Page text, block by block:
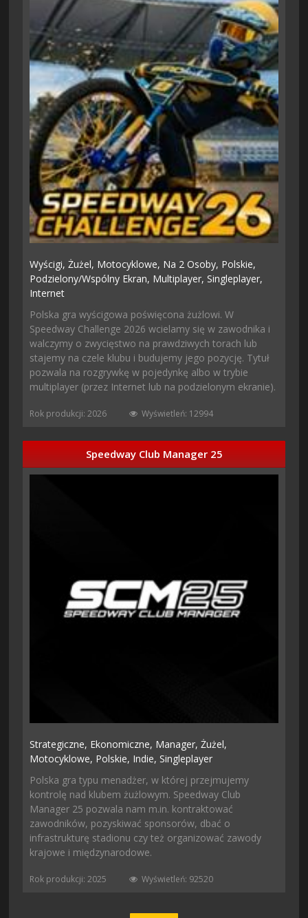
Wyścigi,Żużel, Motocyklowe, Na 2 Osoby, Polskie,
Podzielony/wspólny Ekran, Multiplayer,Singleplayer,
Internet
Polska gra wyścigowa poświęcona żużlowi. W
Speedway Challenge 2026 wcielamy się w zawodnika i
walczymy o zwycięstwo na prawdziwych torach lub
stajemy na czele klubu i budujemy jego pozycję. Tytuł
pozwala na rozgrywkę w pojedynkę albo w trybie
multiplayer (przez Internet lub na podzielonym ekranie).
Rok produkcji: 2026 Wyświetleń: 12994
Speedway Club Manager 25
Strategiczne, Ekonomiczne, Manager,Żużel,
Motocyklowe, Polskie, Indie,Singleplayer
Polska gra typu menadżer, w której przejmujemy
kontrolę nad klubem żużlowym. Speedway Club
Manager 25 pozwala nam m.in. kontraktować
zawodników, pozyskiwać sponsorów, dbać o
infrastrukturę stadionu czy też organizować zawody
krajowe i międzynarodowe.
Rok produkcji: 2025 Wyświetleń: 92520